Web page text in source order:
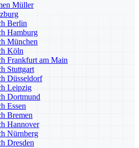
Müller
Berlin
Hamburg
München
Köln
Frankfurt am Main
Stuttgart
Düsseldorf
Leipzig
Dortmund
Essen
Bremen
Hannover
Nürnberg
Dresden